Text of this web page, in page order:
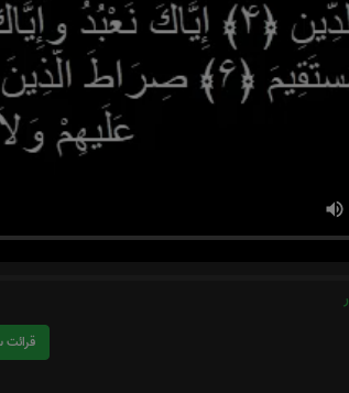
قرائت سوره الرحمن را تقبل میکنم